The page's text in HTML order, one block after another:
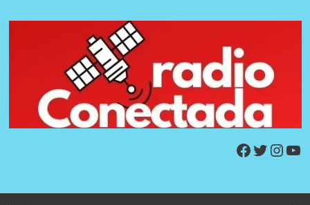
to
Facebook
Twitter